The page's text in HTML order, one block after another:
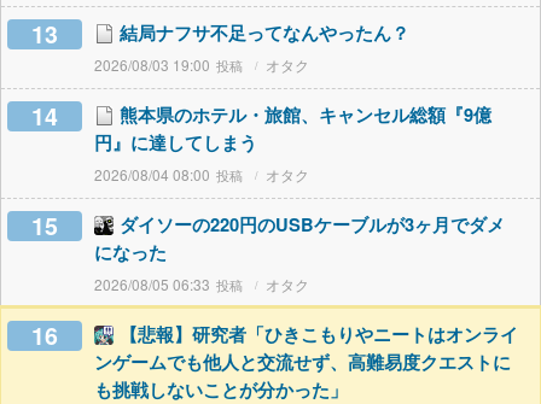
13 結局ナフサ不足ってなんやったん？
2026/08/03 19:00 オタク
14
熊本県のホテル・旅館、キャンセル総額『9億
円』に達してしまう
2026/08/04 08:00 オタク
15
ダイソーの220円のUSBケーブルが3ヶ月でダメ
になった
2026/08/05 06:33 オタク
16
【悲報】研究者「ひきこもりやニートはオンライ
ンゲームでも他人と交流せず、高難易度クエストに
も挑戦しないことが分かった」